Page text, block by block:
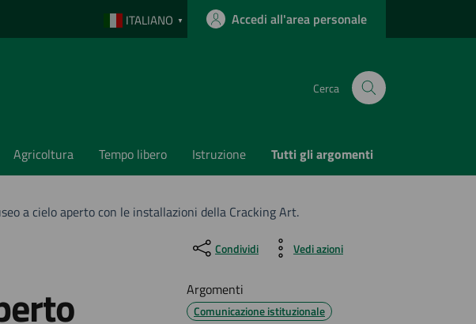
ITALIANO ▼ Accedi all'area personale
Cerca
Agricoltura Tempo libero Istruzione Tutti gli argomenti
a cielo aperto con le installazioni della Cracking Art.
Condividi Vedi azioni
Argomenti
Comunicazione istituzionale